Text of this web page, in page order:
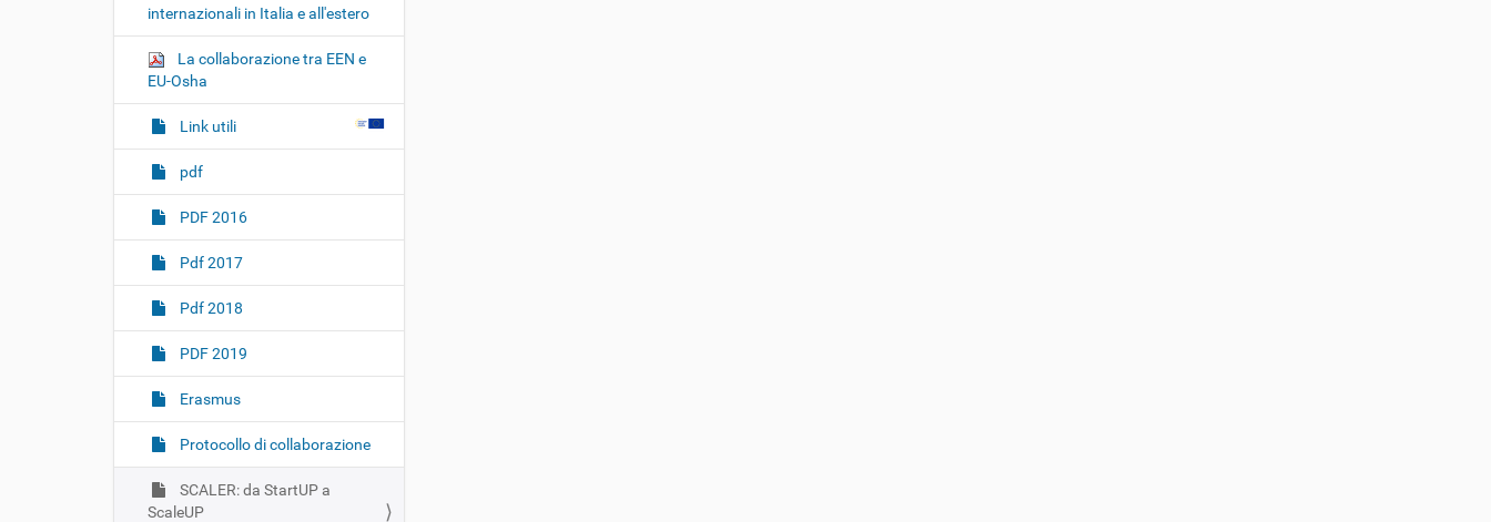
internazionali in Italia e all'estero
La collaborazione tra EEN e
EU-Osha
Link utili
pdf
PDF 2016
Pdf 2017
Pdf 2018
PDF 2019
Erasmus
Protocollo di collaborazione
SCALER: da StartUP a
ScaleUP